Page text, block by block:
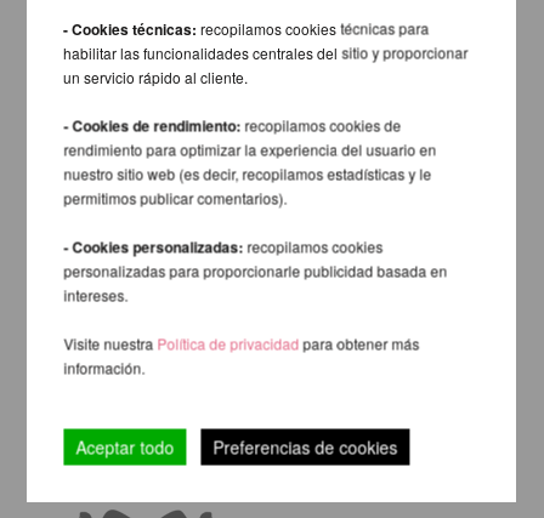
- Cookies técnicas:recopilamos cookies técnicas para
habilitar las funcionalidades centrales del sitio y proporcionar
un servicio rápido al cliente.
- Cookies de rendimiento: recopilamos cookies de
rendimiento para optimizar la experiencia del usuario en
nuestro sitio web (es decir, recopilamos estadísticas y le
permitimos publicar comentarios).
- Cookies personalizadas: recopilamos cookies
personalizadas para proporcionarle publicidad basada en
intereses.
Visite nuestra Política de privacidadpara obtener más
información.
Aceptar todo Preferencias de cookies